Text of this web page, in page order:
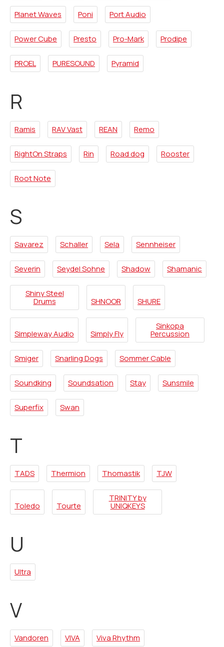
Planet Waves Poni Port Audio
Power Cube Presto Pro-Mark Prodipe
PROEL PURESOUND Pyramid
R
Ramis RAV Vast REAN Remo
RightOn Straps Rin Road dog Rooster
Root Note
S
Savarez Schaller Sela Sennheiser
Severin Seydel Sohne Shadow Shamanic
Shiny Steel
Drums SHNOOR SHURE
Simpleway Audio Simply Fly
Sinkopa
Percussion
Smiger Snarling Dogs Sommer Cable
Soundking Soundsation Stay Sunsmile
Superfix Swan
T
TADS Thermion Thomastik TJW
Toledo Tourte
TRINITY by
UNIQKEYS
U
Ultra
V
Vandoren VIVA Viva Rhythm